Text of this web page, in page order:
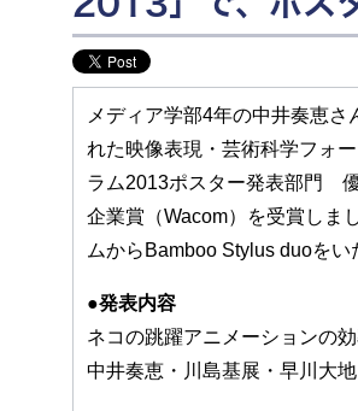
メディア学部4年の中井奏恵
れた映像表現・芸術科学フォ
ラム2013ポスター発表部門
企業賞（Wacom）を受賞しま
ムからBamboo Stylus duoをい
●発表内容
ネコの跳躍アニメーションの
中井奏恵・川島基展・早川大